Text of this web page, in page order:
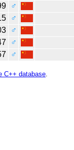
♂
♂
♂
♂
♂
C++ database